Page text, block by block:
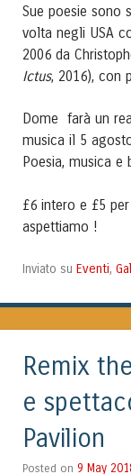
Sue poesie sono
volta negli USA
2006 da
Ictus, 2016), con
Dome farà un
musica il 5
Poesia, musica e
£6 intero e £5
aspettiamo !
Inviato su Eventi,
Remix
e
Pavilion
Posted on 9 May